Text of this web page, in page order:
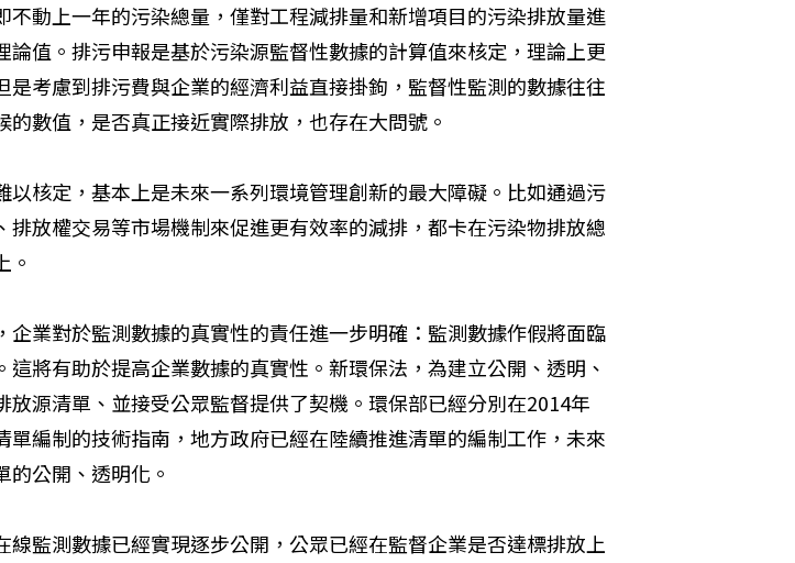
不動上一年的污染總量，僅對工程減排量和新增項目的污染排放量進
論值。排污申報是基於污染源監督性數據的計算值來核定，理論上更
是考慮到排污費與企業的經濟利益直接掛鉤，監督性監測的數據往往
的數值，是否真正接近實際排放，也存在大問號。
以核定，基本上是未來一系列環境管理創新的最大障礙。比如通過污
排放權交易等市場機制來促進更有效率的減排，都卡在污染物排放總
。
企業對於監測數據的真實性的責任進一步明確：監測數據作假將面臨
這將有助於提高企業數據的真實性。新環保法，為建立公開、透明、
放源清單、並接受公眾監督提供了契機。環保部已經分別在2014年
單編制的技術指南，地方政府已經在陸續推進清單的編制工作，未來
公開、透明化。
線監測數據已經實現逐步公開，公眾已經在監督企業是否達標排放上